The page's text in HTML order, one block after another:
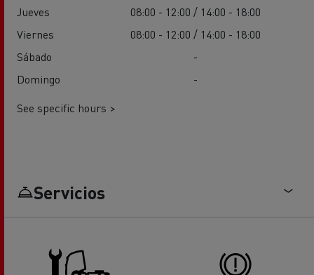
Jueves
08:00 - 12:00 / 14:00 - 18:00
Viernes
08:00 - 12:00 / 14:00 - 18:00
Sábado
-
Domingo
-
See specific hours >
Servicios